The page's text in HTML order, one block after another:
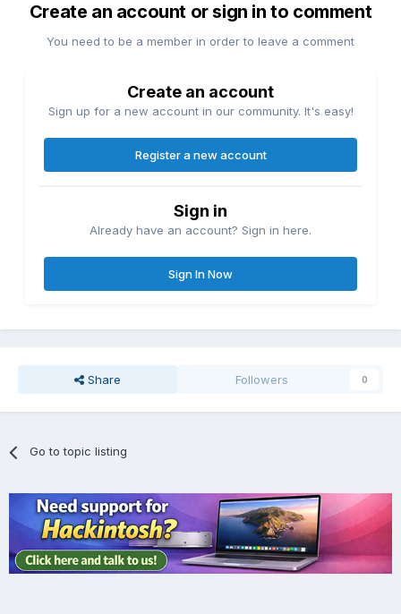
Create an account or sign in to comment
You need to be a member in order to leave a comment
Create an account
Sign up for a new account in our community. It's easy!
Register a new account
Sign in
Already have an account? Sign in here.
Sign In Now
Share Followers 0
Go to topic listing